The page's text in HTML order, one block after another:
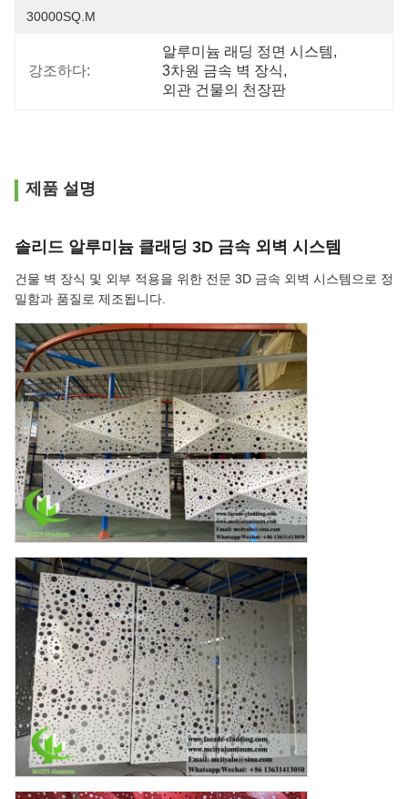
30000SQ.M
강조하다:
알루미늄 래딩 정면 시스템,
3차원 금속 벽 장식,
외관 건물의 천장판
제품 설명
솔리드 알루미늄 클래딩 3D 금속 외벽 시스템
건물 벽 장식 및 외부 적용을 위한 전문 3D 금속 외벽 시스템으로 정
밀함과 품질로 제조됩니다.